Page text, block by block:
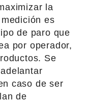
la
es
de paro que
por operador,
Se
caso de ser
de